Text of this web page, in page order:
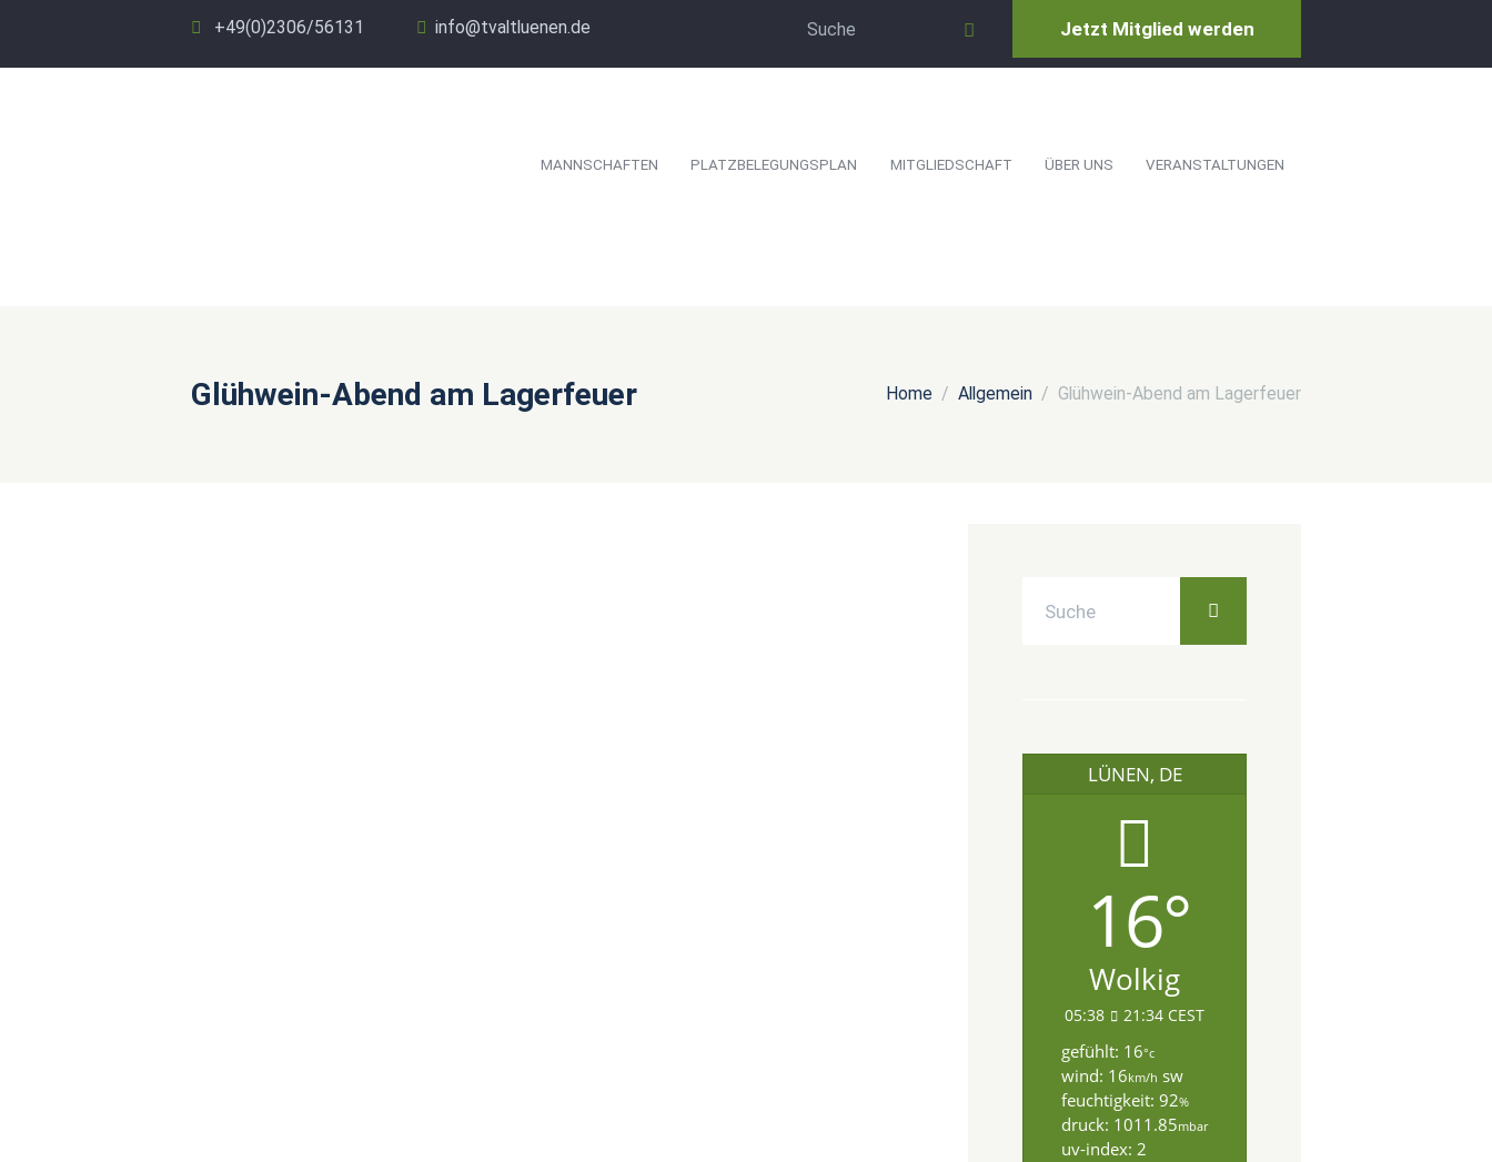
+49(0)2306/56131 info@tvaltluenen.de Jetzt Mitglied werden
MANNSCHAFTEN PLATZBELEGUNGSPLAN MITGLIEDSCHAFT ÜBER UNS VERANSTALTUNGEN
Glühwein-Abend am Lagerfeuer Home Allgemein Glühwein-Abend am Lagerfeuer
LÜNEN, DE
16°
Wolkig
05:38 21:34 CEST
gefühlt: 16°c
wind: 16km/h sw
feuchtigkeit: 92%
druck: 1011.85mbar
uv-index: 2